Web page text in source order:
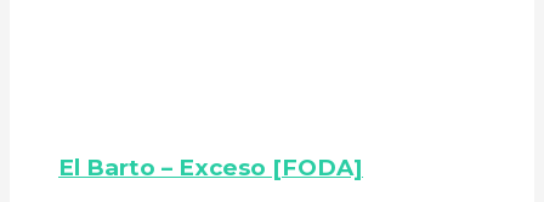
El Barto – Exceso [FODA]